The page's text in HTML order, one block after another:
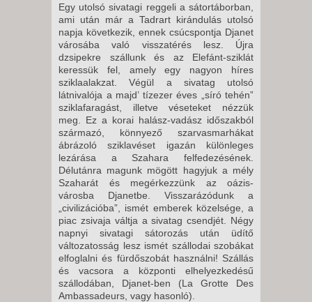
Egy utolsó sivatagi reggeli a sátortáborban,
ami után már a Tadrart kirándulás utolsó
napja következik, ennek csúcspontja Djanet
városába való visszatérés lesz. Újra
dzsipekre szállunk és az Elefánt-sziklát
keressük fel, amely egy nagyon híres
sziklaalakzat. Végül a sivatag utolsó
látnivalója a majd’ tízezer éves „síró tehén”
sziklafaragást, illetve véseteket nézzük
meg. Ez a korai halász-vadász időszakból
származó, könnyező szarvasmarhákat
ábrázoló sziklavéset igazán különleges
lezárása a Szahara felfedezésének.
Délutánra magunk mögött hagyjuk a mély
Szaharát és megérkezzünk az oázis-
városba Djanetbe. Visszarázódunk a
„civilizációba”, ismét emberek közelsége, a
piac zsivaja váltja a sivatag csendjét. Négy
napnyi sivatagi sátorozás után üdítő
változatosság lesz ismét szállodai szobákat
elfoglalni és fürdőszobát használni! Szállás
és vacsora a központi elhelyezkedésű
szállodában, Djanet-ben (La Grotte Des
Ambassadeurs, vagy hasonló).